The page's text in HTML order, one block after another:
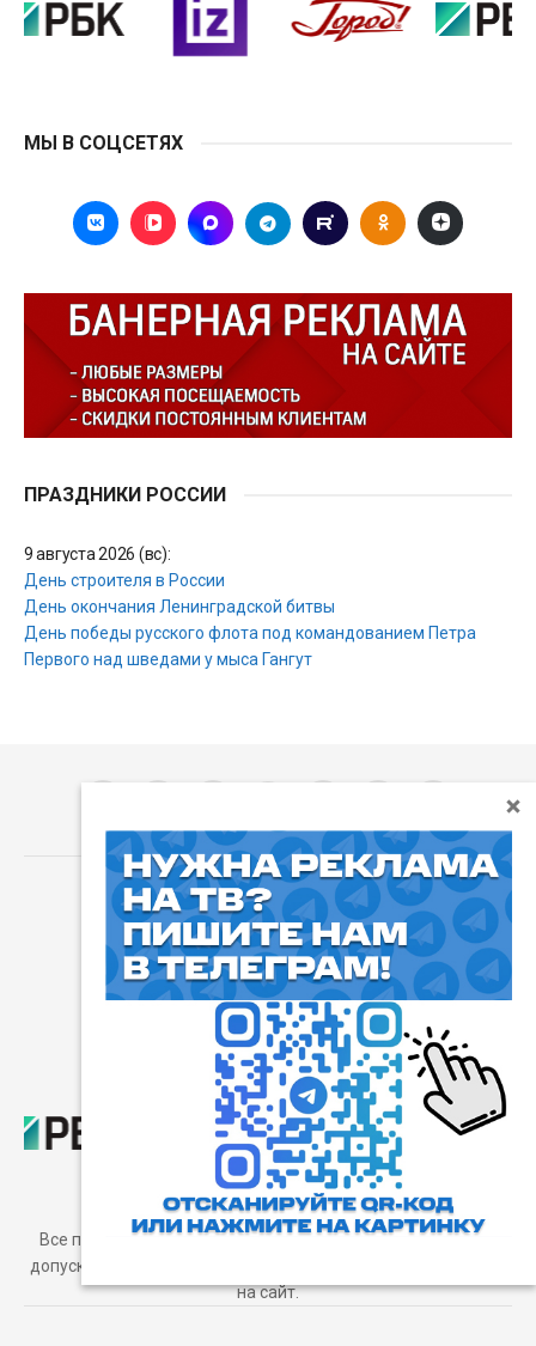
МЫ В СОЦСЕТЯХ
ПРАЗДНИКИ РОССИИ
9 августа 2026 (вс):
День строителя в России
День окончания Ленинградской битвы
День победы русского флота под командованием Петра
Первого над шведами у мыса Гангут
Пользовательское соглашение
Все права защищены. Любое использование материалов
допускается только с согласия редакции, а также с ссылкой
на сайт.